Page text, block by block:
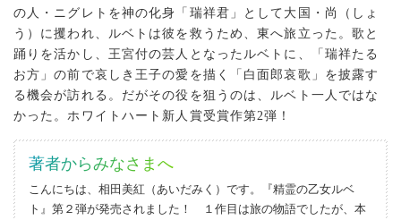
の人・ニグレトを神の化身「瑞祥君」として大国・尚（しょ
う）に攫われ、ルベトは彼を救うため、東へ旅立った。歌と
踊りを活かし、王宮付の芸人となったルベトに、「瑞祥たる
お方」の前で哀しき王子の愛を描く「白面郎哀歌」を披露す
る機会が訪れる。だがその役を狙うのは、ルベト一人ではな
かった。ホワイトハート新人賞受賞作第2弾！
著者からみなさまへ
こんにちは、相田美紅（あいだみく）です。『精霊の乙女ルベ
ト』第２弾が発売されました！ １作目は旅の物語でしたが、本